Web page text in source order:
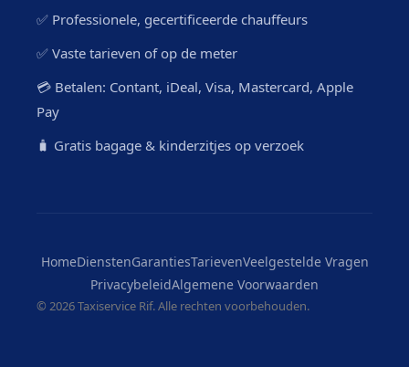
✅ Professionele, gecertificeerde chauffeurs
✅ Vaste tarieven of op de meter
💳 Betalen: Contant, iDeal, Visa, Mastercard, Apple
Pay
🧳 Gratis bagage & kinderzitjes op verzoek
HomeDienstenGarantiesTarievenVeelgestelde Vragen
PrivacybeleidAlgemene Voorwaarden
© 2026 Taxiservice Rif. Alle rechten voorbehouden.